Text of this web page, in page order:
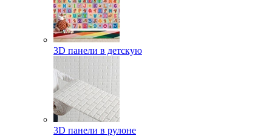
3D панели в детскую
3D панели в рулоне